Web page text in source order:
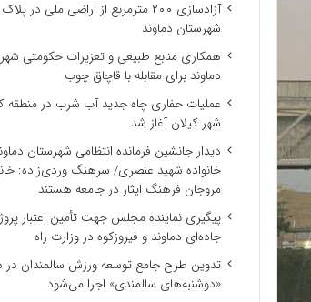
آزادسازی ۲۰۰ مترمربع از اراضی ملی در
شهرستان دماوند
همکاری منابع طبیعی و تعزیرات حکومتی
دماوند برای مقابله با قاچاق چوب
عملیات حفاری چاه جدید آب شرب در منطقه
شهر کیلان آغاز شد
دیدار جانشین فرمانده انتظامی شهرستان
خانواده شهید عنصری/ سرهنگ وردی‌زاده:
مروجان فرهنگ ایثار در جامعه هستند
پیگیری نماینده مجلس جهت تأمین اعتبار
جاده‌ای دماوند و فیروزکوه در وزارت راه
تدوین طرح جامع توسعه ورزش سالمندان در
«دوشنبه‌های سالمندی» اجرا می‌شود